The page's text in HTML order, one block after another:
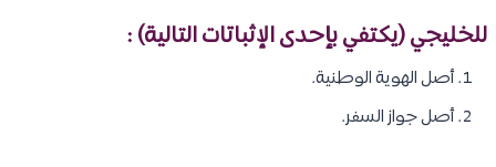
للخليجي (يكتفي بإحدى الإثباتات التالية) :
أصل الهوية الوطنية.
أصل جواز السفر.